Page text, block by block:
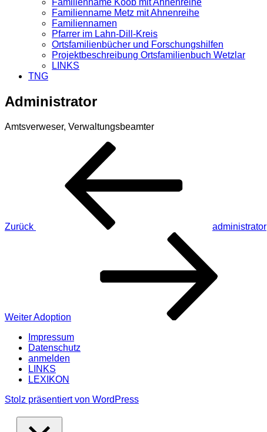
Familienname Koob mit Ahnenreihe
Familienname Metz mit Ahnenreihe
Familiennamen
Pfarrer im Lahn-Dill-Kreis
Ortsfamilienbücher und Forschungshilfen
Projektbeschreibung Ortsfamilienbuch Wetzlar
LINKS
TNG
Administrator
Amtsverweser, Verwaltungsbeamter
Beitragsnavigation
Zurück
administrator
WeiterAdoption
Impressum
Datenschutz
anmelden
LINKS
LEXIKON
Stolz präsentiert von WordPress